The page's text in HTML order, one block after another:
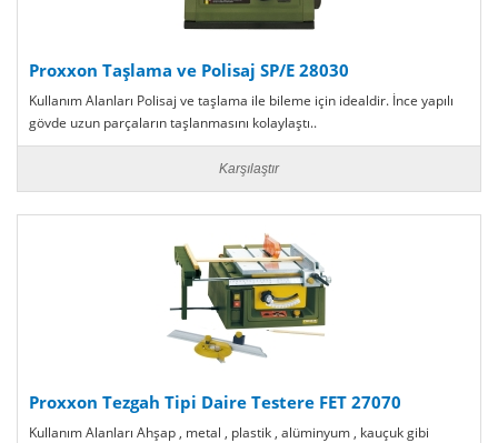
Proxxon Taşlama ve Polisaj SP/E 28030
Kullanım Alanları Polisaj ve taşlama ile bileme için idealdir. İnce yapılı
gövde uzun parçaların taşlanmasını kolaylaştı..
Karşılaştır
Proxxon Tezgah Tipi Daire Testere FET 27070
Kullanım Alanları Ahşap , metal , plastik , alüminyum , kauçuk gibi